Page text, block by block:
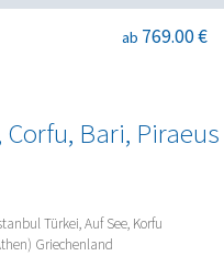
Bari, Piraeus
ab 769.00 €
Türkei, Auf See, Korfu
Griechenland